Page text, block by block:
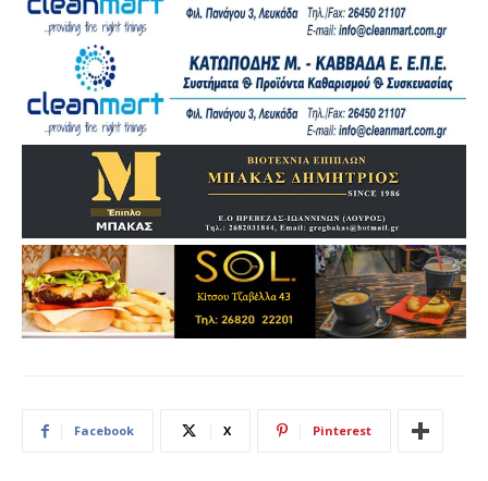
Facebook X Pinterest